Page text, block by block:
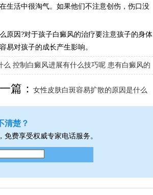
活中很淘气。如果他们不注意创伤，伤口没
因?对于孩子白癜风的治疗要注意孩子的身体
易对孩子的成长产生影响。
么 控制白癜风进展有什么技巧呢 患有白癜风的
篇：女性皮肤白斑容易扩散的原因是什么
呢?
清楚？
费享受权威专家电话服务。